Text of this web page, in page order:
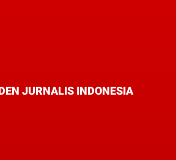
JURNALIS INDONESIA